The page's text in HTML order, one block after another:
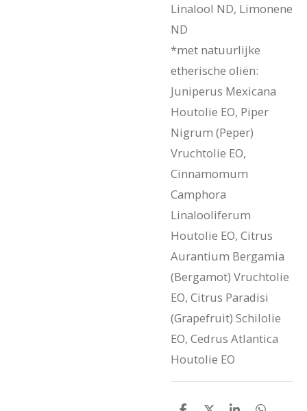
Linalool ND, Limonene
ND
*met natuurlijke
etherische oliën:
Juniperus Mexicana
Houtolie EO, Piper
Nigrum (Peper)
Vruchtolie EO,
Cinnamomum
Camphora
Linalooliferum
Houtolie EO, Citrus
Aurantium Bergamia
(Bergamot) Vruchtolie
EO, Citrus Paradisi
(Grapefruit) Schilolie
EO, Cedrus Atlantica
Houtolie EO